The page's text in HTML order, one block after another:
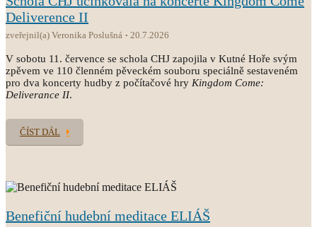
Deliverence II
zveřejnil(a) Veronika Poslušná 20.7.2026
V sobotu 11. července se schola CHJ zapojila v Kutné Hoře svým
zpěvem ve 110 členném pěveckém souboru speciálně sestaveném
pro dva koncerty hudby z počítačové hry Kingdom Come:
Deliverance II.
ČÍST DÁL
Benefiční hudební meditace ELIÁŠ